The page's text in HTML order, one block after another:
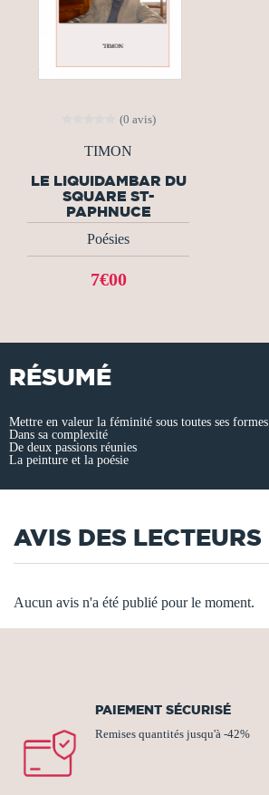
(0 avis)
TIMON
LE LIQUIDAMBAR DU
SQUARE ST-
PAPHNUCE
Poésies
7€00
RÉSUMÉ
Mettre en valeur la féminité sous toutes ses formes
Dans sa complexité
De deux passions réunies
La peinture et la poésie
AVIS DES LECTEURS
Aucun avis n'a été publié pour le moment.
PAIEMENT SÉCURISÉ
Remises quantités jusqu'à -42%